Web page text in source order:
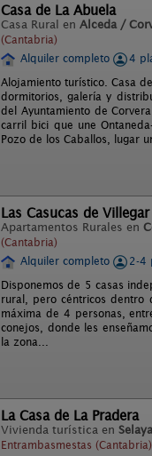
Casa de La Abuela
Casa Rural en Alceda /
(Cantabria)
Alquiler completo 4
Alojamiento turístico. Casa
dormitorios, galería y
del Ayuntamiento de
carril bici que une
Pozo de los Caballos, lugar
Las Casucas de Villegar
Apartamentos Rurales en
(Cantabria)
Alquiler completo 2-4
Disponemos de 5 casas
rural, pero céntricos dentro
máxima de 4 personas,
conejos, donde les
la zona...
La Casa de La Pradera
Vivienda turística en
Entrambasmestas (Cantabria)